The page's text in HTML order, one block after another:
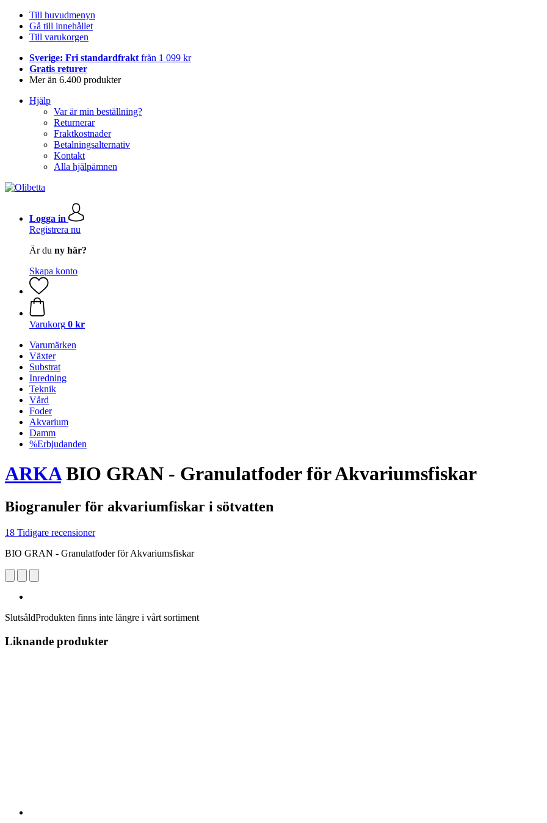
Till huvudmenyn
Gå till innehållet
Till varukorgen
Sverige: Fri standardfrakt från 1 099 kr
Gratis returer
Mer än 6.400 produkter
Hjälp
Var är min beställning?
Returnerar
Fraktkostnader
Betalningsalternativ
Kontakt
Alla hjälpämnen
Logga in
Registrera nu
Är du ny här?
Skapa konto
Varukorg 0 kr
Varumärken
Växter
Substrat
Inredning
Teknik
Vård
Foder
Akvarium
Damm
%Erbjudanden
ARKABIO GRAN - Granulatfoder för Akvariumsfiskar
Biogranuler för akvariumfiskar i sötvatten
18 Tidigare recensioner
BIO GRAN - Granulatfoder för Akvariumsfiskar
SlutsåldProdukten finns inte längre i vårt sortiment
Liknande produkter